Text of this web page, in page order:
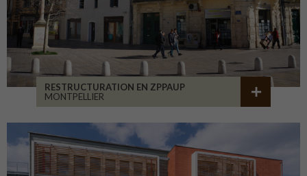
RESTRUCTURATION EN ZPPAUP
MONTPELLIER